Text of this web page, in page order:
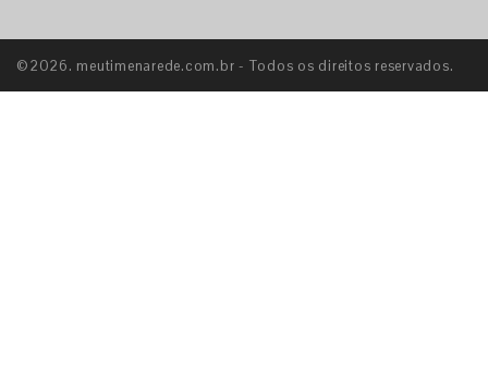
©2026. meutimenarede.com.br - Todos os direitos reservados.